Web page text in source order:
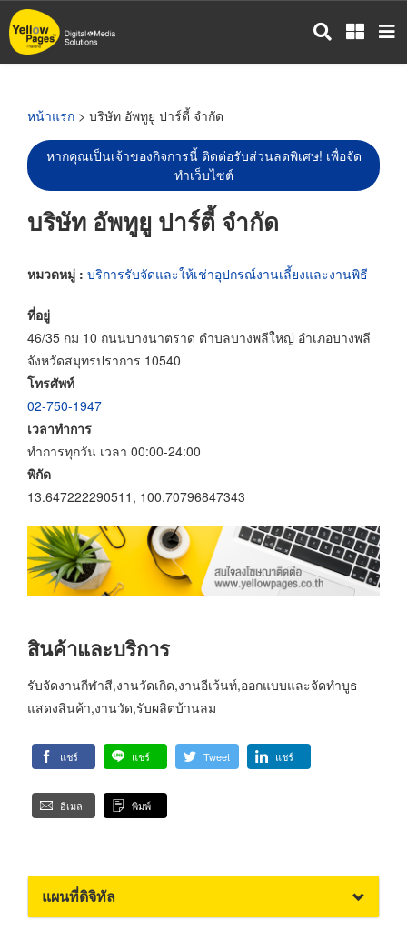
ข้าม
ไป
หน้าแรก > บริษัท อัพทูยู ปาร์ตี้ จำกัด
หากคุณเป็นเจ้าของกิจการนี้ ติดต่อรับส่วนลดพิเศษ! เพื่อจัด
ทำเว็บไซต์
บริษัท อัพทูยู ปาร์ตี้ จำกัด
หมวดหมู่ : บริการรับจัดและให้เช่าอุปกรณ์งานเลี้ยงและงานพิธี
ที่อยู่
46/35 กม 10 ถนนบางนาตราด ตำบลบางพลีใหญ่ อำเภอบางพลี
จังหวัดสมุทรปราการ 10540
โทรศัพท์
02-750-1947
เวลาทำการ
ทำการทุกวัน เวลา 00:00-24:00
พิกัด
13.647222290511, 100.70796847343
สินค้าและบริการ
รับจัดงานกีฬาสี,งานวัดเกิด,งานอีเว้นท์,ออกแบบและจัดทำบูธ
แสดงสินค้า,งานวัด,รับผลิตบ้านลม
แชร์ แชร์ Tweet แชร์
อีเมล พิมพ์
แผนที่ดิจิทัล